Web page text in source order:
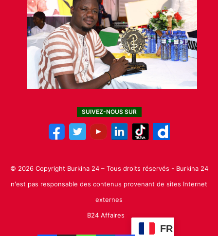
SUIVEZ-NOUS SUR
© 2026 Copyright Burkina 24 – Tous droits réservés - Burkina 24
n'est pas responsable des contenus provenant de sites Internet
externes
B24 Affaires
FR